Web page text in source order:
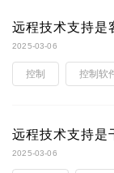
远程技术支持是
2025-03-06
控制 控制软
远程技术支持是
2025-03-06